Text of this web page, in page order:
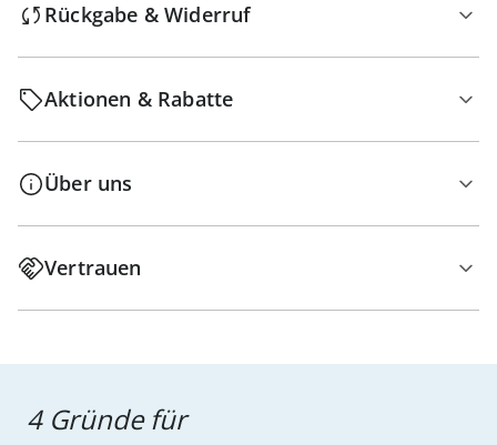
Rückgabe & Widerruf
Aktionen & Rabatte
Über uns
Vertrauen
4 Gründe für